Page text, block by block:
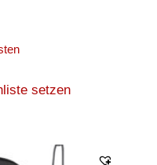
setzen